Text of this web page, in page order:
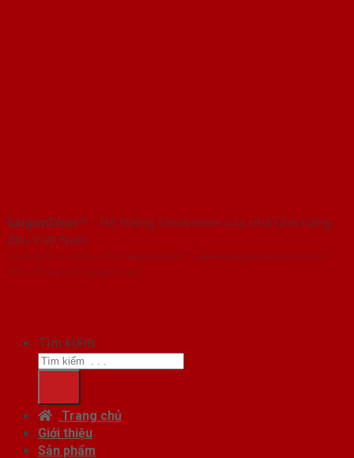
SaigonDoor™ - Hệ thống Showroom cửa nhà tắm hàng
đầu Việt Nam
Copyright ⓒ 2016 – 2026 SaigonDoor™ - www.baogiacuanhom.com |
Đơn vị chủ quản SaigonDoor
Tìm kiếm:
Trang chủ
Giới thiệu
Sản phẩm